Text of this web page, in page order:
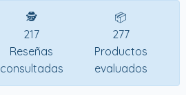
🕵
217
Reseñas
consultadas
📦
277
Productos
evaluados